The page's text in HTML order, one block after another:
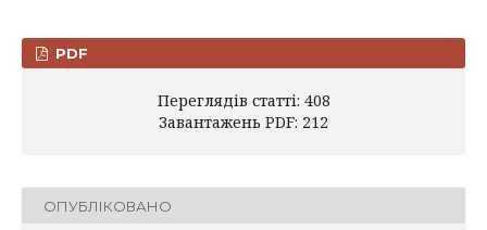
PDF
Переглядів статті: 408
Завантажень PDF: 212
ОПУБЛІКОВАНО